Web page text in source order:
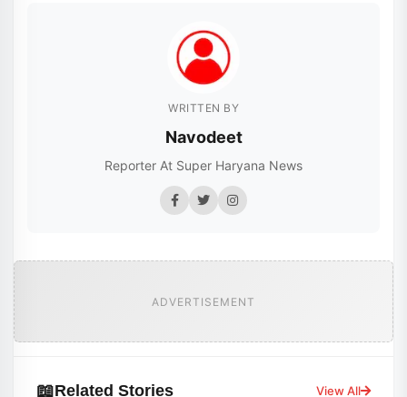
WRITTEN BY
Navodeet
Reporter At Super Haryana News
ADVERTISEMENT
📖Related Stories View All